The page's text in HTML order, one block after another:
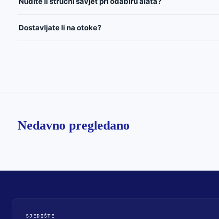
Dostavljate li na otoke?
Nedavno pregledano
SJEDIŠTE